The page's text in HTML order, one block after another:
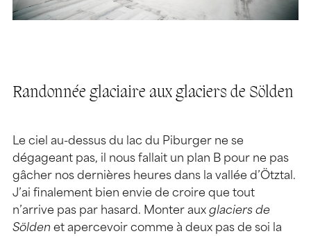
Randonnée glaciaire aux glaciers de Sölden
Le ciel au-dessus du lac du Piburger ne se
dégageant pas, il nous fallait un plan B pour ne pas
gâcher nos dernières heures dans la vallée d’Ötztal.
J’ai finalement bien envie de croire que tout
n’arrive pas par hasard. Monter aux glaciers de
Sölden et apercevoir comme à deux pas de soi la